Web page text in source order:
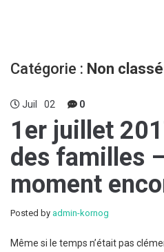
Catégorie : Non classé
Juil 02 0
1er juillet
des familles
moment
Posted by admin-kornog
Même si le temps n’était pas